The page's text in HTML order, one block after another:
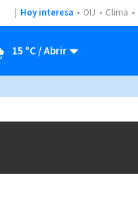
Hoy interesa OIJ Clima
15 ºC